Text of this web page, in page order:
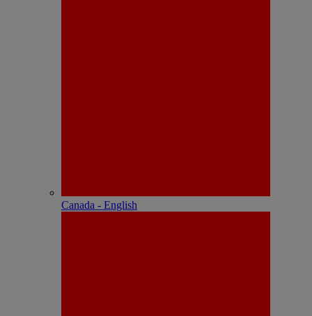
Canada - English